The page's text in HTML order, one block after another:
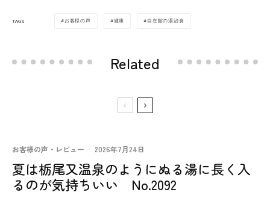
TAGS お客様の声 健康 自在館の湯治食
Related
お客様の声・レビュー · 2026年7月24日
夏は栃尾又温泉のようにぬる湯に長く入
るのが気持ちいい No.2092